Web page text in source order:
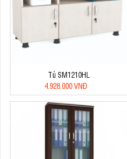
Tủ SM1210HL
4.928.000 VNĐ